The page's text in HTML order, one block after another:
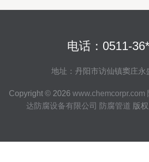
电话：0511-
地址：丹阳市访仙镇窦庄永
Copyright © 2026 www.chemcorpr.com
达防腐设备有限公司 防腐管道 版